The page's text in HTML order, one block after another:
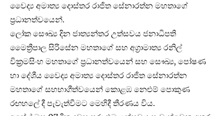
වෛද්‍ය අමාත්‍ය දොස්තර රාජිත සේනාරත්න මහතාගේ
ප්‍රධානත්වයෙන්.
ලෝක සෞඛ්‍ය දින ජාත්‍යන්තර උත්සවය ජනාධිපති
මෛත්‍රීපාල සිරිසේන මහතාගේ සහ අග්‍රාමාත්‍ය රනිල්
වික්‍රමසිංහ මහතාගේ ප්‍රධානත්වයෙන් සහ සෞඛ්‍ය, පෝෂණ
හා දේශීය වෛද්‍ය අමාත්‍ය දොස්තර රාජිත සේනාරත්න
මහතාගේ සහභාගීත්වයෙන් කොළඹ නෙළුම් පොකුණ
රඟහලේ දී පැවැත්වීමට මෙහිදී තීරණය විය.